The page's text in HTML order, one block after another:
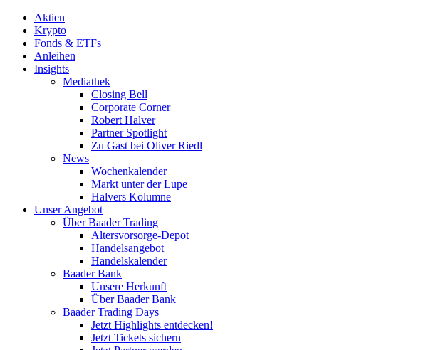
Aktien
Krypto
Fonds & ETFs
Anleihen
Insights
Mediathek
Closing Bell
Corporate Corner
Robert Halver
Partner Spotlight
Zu Gast bei Oliver Riedl
News
Wochenkalender
Markt unter der Lupe
Halvers Kolumne
Unser Angebot
Über Baader Trading
Altersvorsorge-Depot
Handelsangebot
Handelskalender
Baader Bank
Unsere Herkunft
Über Baader Bank
Baader Trading Days
Jetzt Highlights entdecken!
Jetzt Tickets sichern